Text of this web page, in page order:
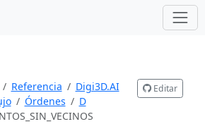
Referencia
Digi3D.AI
Órdenes
D
Editar